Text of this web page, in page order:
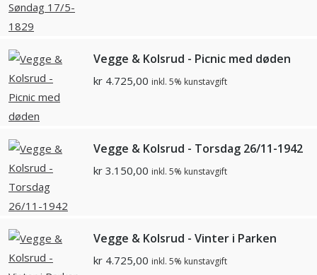
Vegge & Kolsrud - Picnic med døden
kr 4.725,00 inkl. 5% kunstavgift
Vegge & Kolsrud - Torsdag 26/11-1942
kr 3.150,00 inkl. 5% kunstavgift
Vegge & Kolsrud - Vinter i Parken
kr 4.725,00 inkl. 5% kunstavgift